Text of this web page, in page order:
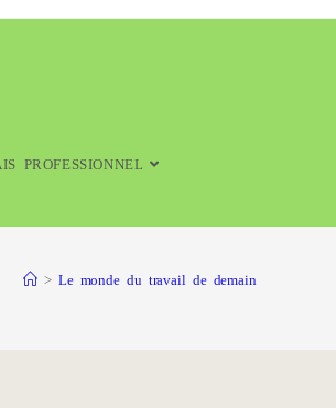
PROFESSIONNEL
> Le monde du travail de demain